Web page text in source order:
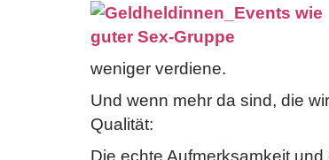
weniger verdiene.
Und wenn mehr da sind, die
Qualität:
Die echte Aufmerksamkeit